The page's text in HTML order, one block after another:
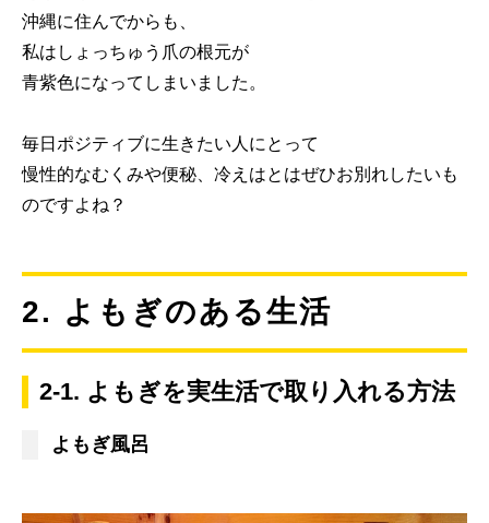
沖縄に住んでからも、
私はしょっちゅう爪の根元が
青紫色になってしまいました。
毎日ポジティブに生きたい人にとって
慢性的なむくみや便秘、冷えはとはぜひお別れしたいも
のですよね？
2. よもぎのある生活
2-1. よもぎを実生活で取り入れる方法
よもぎ風呂